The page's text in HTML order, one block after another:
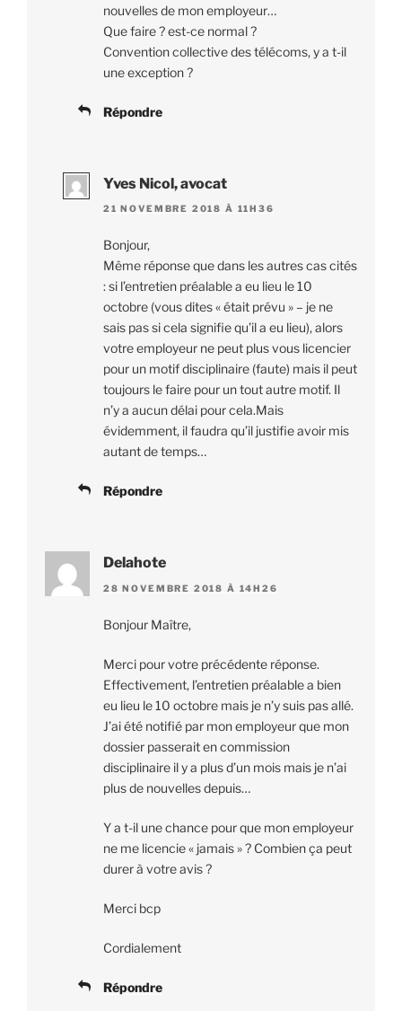
nouvelles de mon employeur…
Que faire ? est-ce normal ?
Convention collective des télécoms, y a t-il
une exception ?
Répondre
Yves Nicol, avocat
21 NOVEMBRE 2018 À 11H36
Bonjour,
Même réponse que dans les autres cas cités
: si l’entretien préalable a eu lieu le 10
octobre (vous dites « était prévu » – je ne
sais pas si cela signifie qu’il a eu lieu), alors
votre employeur ne peut plus vous licencier
pour un motif disciplinaire (faute) mais il peut
toujours le faire pour un tout autre motif. Il
n’y a aucun délai pour cela.Mais
évidemment, il faudra qu’il justifie avoir mis
autant de temps…
Répondre
Delahote
28 NOVEMBRE 2018 À 14H26
Bonjour Maître,
Merci pour votre précédente réponse.
Effectivement, l’entretien préalable a bien
eu lieu le 10 octobre mais je n’y suis pas allé.
J’ai été notifié par mon employeur que mon
dossier passerait en commission
disciplinaire il y a plus d’un mois mais je n’ai
plus de nouvelles depuis…
Y a t-il une chance pour que mon employeur
ne me licencie « jamais » ? Combien ça peut
durer à votre avis ?
Merci bcp
Cordialement
Répondre